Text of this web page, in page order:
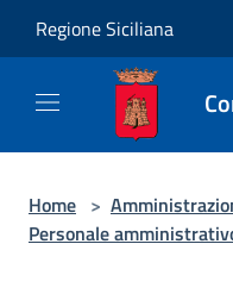
Regione Siciliana
Home >
Personale